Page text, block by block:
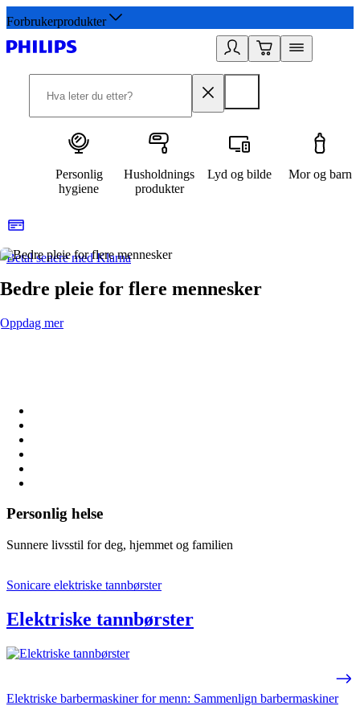
Forbrukerprodukter
Personlig
hygiene
Husholdnings
produkter
Lyd og bilde Mor og barn
Betal senere med Klarna
Bedre pleie for flere mennesker
Oppdag mer
Personlig helse
Sunnere livsstil for deg, hjemmet og familien
Sonicare elektriske tannbørster
Elektriske tannbørster
Elektriske barbermaskiner for menn: Sammenlign barbermaskiner